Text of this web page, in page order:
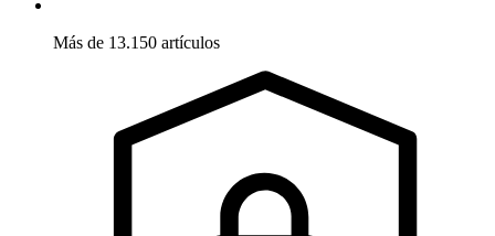
Más de 13.150 artículos